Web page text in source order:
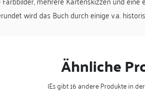
wird das Buch durch einige v.a.
Ähnliche
(Es gibt 16 andere Produkte in